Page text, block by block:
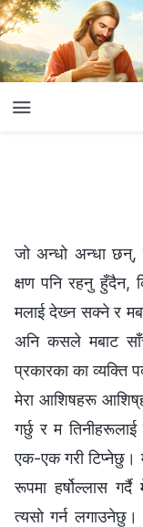
जो अन्धो अन्धा छन्,
क्षण पनि रहनु हुँदैन,
मलाई देख्‍न सक्‍ने र
अनि कसले मबाट
प्रकारका का व्यक्ति
मेरा आशिषहरू
गर्छु र म
एक-एक गरी टिप्‍नेछु।
रूपमा हर्षोल्‍लास
त्यसो गर्न लगाउनेछु।